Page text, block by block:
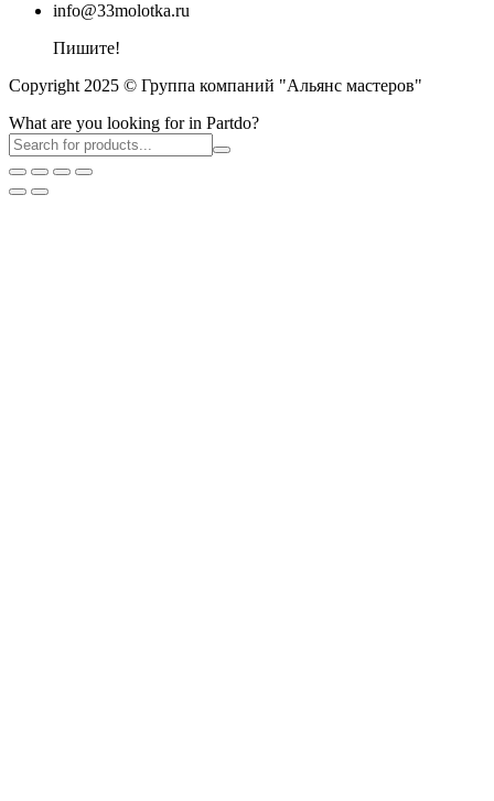
info@33molotka.ru
Пишите!
Copyright 2025 © Группа компаний "Альянс мастеров"
What are you looking for in Partdo?